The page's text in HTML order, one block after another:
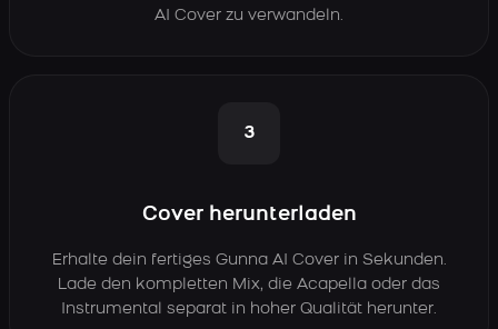
AI Cover zu verwandeln.
3
Cover herunterladen
Erhalte dein fertiges Gunna AI Cover in Sekunden.
Lade den kompletten Mix, die Acapella oder das
Instrumental separat in hoher Qualität herunter.